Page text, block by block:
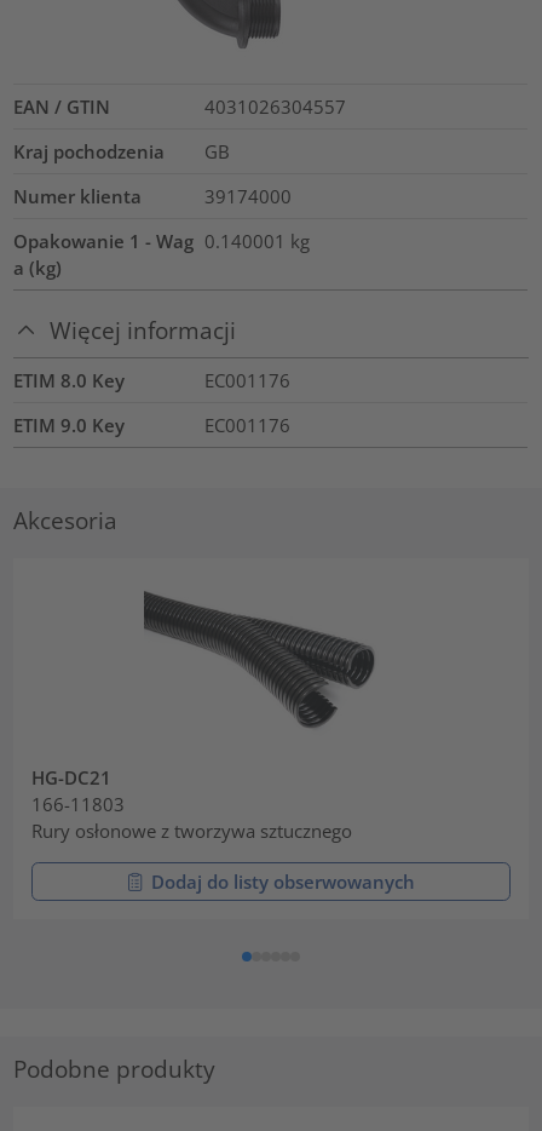
EAN / GTIN
4031026304557
Kraj pochodzenia
GB
Numer klienta
39174000
Opakowanie 1 - Wag
a (kg)
0.140001 kg
Więcej informacji
ETIM 8.0 Key
EC001176
ETIM 9.0 Key
EC001176
Akcesoria
HG-DC21
166-11803
Rury osłonowe z tworzywa sztucznego
Dodaj do listy obserwowanych
Podobne produkty